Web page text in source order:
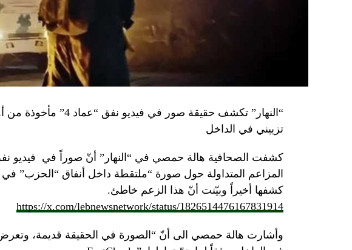
“النهار” تكشف حقيقة صور
تزييني في الداخل
كشفت الصحافية هالة حمصي في “النهار” أنّ صوراً في فيديو
كشفها أخيراً وبيّنت أنّ هذا الزعم خاطئ.
https://x.com/lebnewsnetwork/status/1826514476167831914
وأشارت هالة حمصي الى أنّ “الصورة في الحقيقة قديمة،